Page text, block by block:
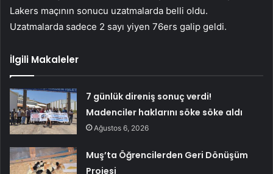
Lakers maçının sonucu uzatmalarda belli oldu.
Uzatmalarda sadece 2 sayı yiyen 76ers galip geldi.
İlgili Makaleler
7 günlük direniş sonuç verdi!
Madenciler haklarını söke söke aldı
Ağustos 6, 2026
Muş’ta Öğrencilerden Geri Dönüşüm
Projesi